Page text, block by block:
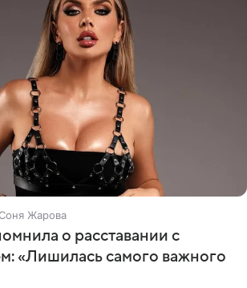
Соня Жарова
о расставании с
«Лишилась самого важного